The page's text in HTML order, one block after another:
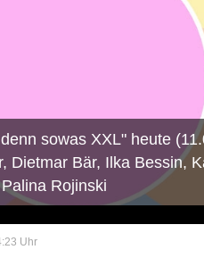
sowas XXL" heute
Dietmar Bär, Ilka Bessin,
Rojinski
Uhr